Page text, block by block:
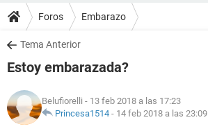
FOROS
SALUD
FAMILIA
NUTRICIÓN
Foros Embarazo
Tema Anterior
Estoy embarazada?
Belufiorelli - 13 feb 2018 a las 17:23
Princesa1514 - 14 feb 2018 a las 23:09